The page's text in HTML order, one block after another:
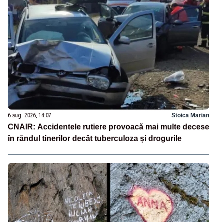
6 aug. 2026, 14:07 Stoica Marian
CNAIR: Accidentele rutiere provoacă mai multe decese
în rândul tinerilor decât tuberculoza și drogurile